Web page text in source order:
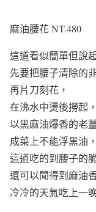
麻油腰花 NT.480
這道看似簡單但說
先要把腰子清除的
再片刀刻花，
在沸水中燙後撈起，
以黑麻油爆香的老
成菜上不能浮黑油，
這道吃的到腰子的
還可以聞得到麻油
冷冷的天氣吃上一